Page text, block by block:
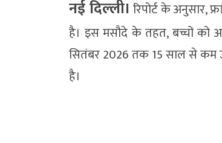
नई दिल्‍ली। रिपोर्ट के अनुसार,
है। इस मसौदे के तहत, बच्चों को
सितंबर 2026 तक 15 साल से कम
है।